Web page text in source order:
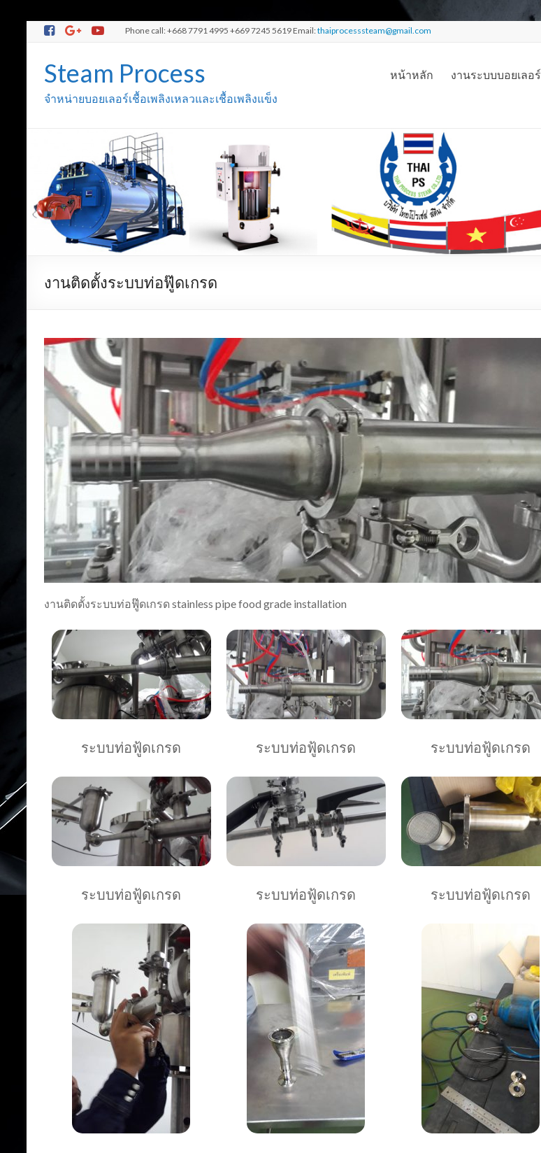
Phone call: +668 7791 4995 +669 7245 5619 Email:thaiprocesssteam@gmail.com
Steam Process
จำหน่ายบอยเลอร์เชื้อเพลิงเหลวและเชื้อเพลิงแข็ง
หน้าหลัก งานระบบบอยเลอร์
งานติดตั้งระบบท่อฟู๊ดเกรด
งานติดตั้งระบบท่อฟู๊ดเกรด stainless pipe food grade installation
ระบบท่อฟู้ดเกรด ระบบท่อฟู้ดเกรด ระบบท่อฟู้ดเกรด
ระบบท่อฟู้ดเกรด ระบบท่อฟู้ดเกรด ระบบท่อฟู้ดเกรด